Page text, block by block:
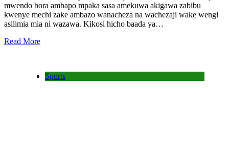
mwendo bora ambapo mpaka sasa amekuwa akigawa zabibu
kwenye mechi zake ambazo wanacheza na wachezaji wake wengi
asilimia mia ni wazawa. Kikosi hicho baada ya…
Read More
Sports